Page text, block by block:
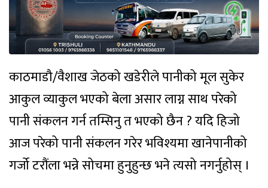
काठमाडौ/वैशाख जेठको खडेरीले पानीको मूल सुकेर
आकुल व्याकुल भएको बेला असार लाग्न साथ परेको
पानी संकलन गर्न तम्सिनु त भएको छैन ? यदि हिजो
आज परेको पानी संकलन गरेर भविश्यमा खानेपानीको
गर्जो टरौंला भन्ने सोचमा हुनुहुन्छ भने त्यसो नगर्नुहोस् ।